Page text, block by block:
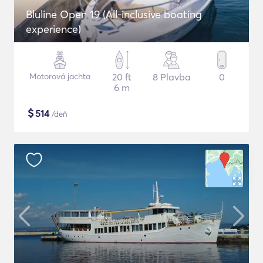
Bluline Open 19 (All-inclusive boating
experience)
Motorová jachta
20 ft
6 m
8 Plavba 0
$514/deň